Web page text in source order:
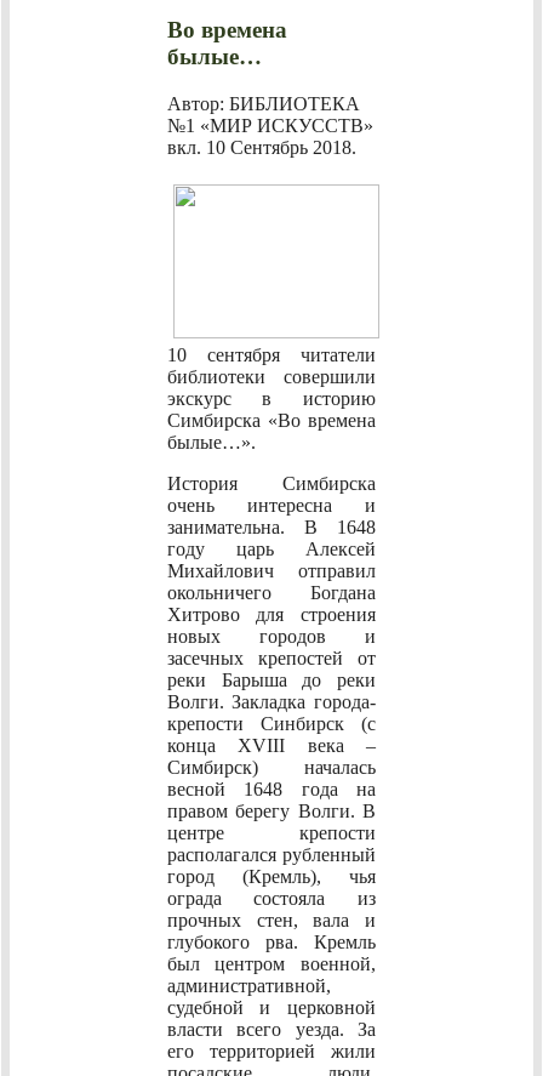
Во времена
былые…
Автор: БИБЛИОТЕКА
№1 «МИР ИСКУССТВ»
вкл. 10 Сентябрь 2018.
10 сентября читатели
библиотеки совершили
экскурс в историю
Симбирска «Во времена
былые…».
История Симбирска
очень интересна и
занимательна. В 1648
году царь Алексей
Михайлович отправил
окольничего Богдана
Хитрово для строения
новых городов и
засечных крепостей от
реки Барыша до реки
Волги. Закладка города-
крепости Синбирск (с
конца XVIII века –
Симбирск) началась
весной 1648 года на
правом берегу Волги. В
центре крепости
располагался рубленный
город (Кремль), чья
ограда состояла из
прочных стен, вала и
глубокого рва. Кремль
был центром военной,
административной,
судебной и церковной
власти всего уезда. За
его территорией жили